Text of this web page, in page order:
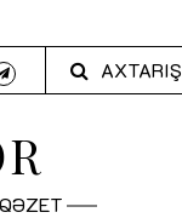
AXTARIŞ